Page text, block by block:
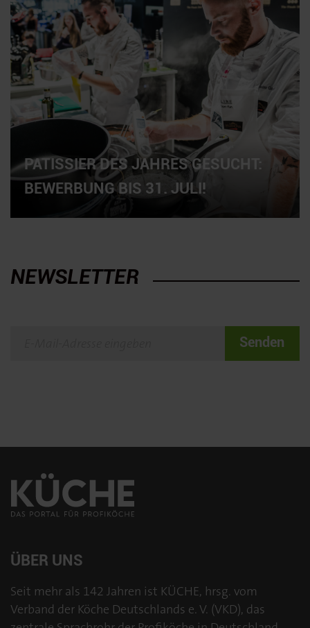
PATISSIER DES JAHRES GESUCHT:
BEWERBUNG BIS 31. JULI!
NEWSLETTER
Senden
ÜBER UNS
Seit mehr als 142 Jahren ist KÜCHE, hrsg. vom
Verband der Köche Deutschlands e. V. (VKD), das